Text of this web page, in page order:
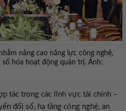
nâng cao năng lực công nghệ,
hóa hoạt động quản trị. Ảnh:
tác trong các lĩnh vực tài chính –
đổi số, hạ tầng công nghệ, an